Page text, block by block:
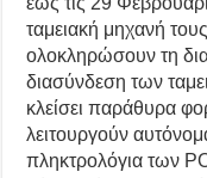
ταμειακή μηχανή
ολοκληρώσουν τη
διασύνδεση των
κλείσει παράθυρα
λειτουργούν
πληκτρολόγια των